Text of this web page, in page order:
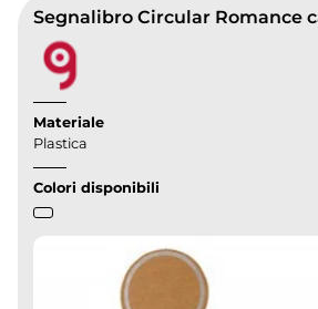
Materiale
Plastica
Colori disponibili